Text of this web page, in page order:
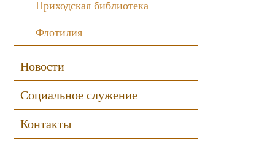
Приходская библиотека
Флотилия
Новости
Социальное служение
Контакты